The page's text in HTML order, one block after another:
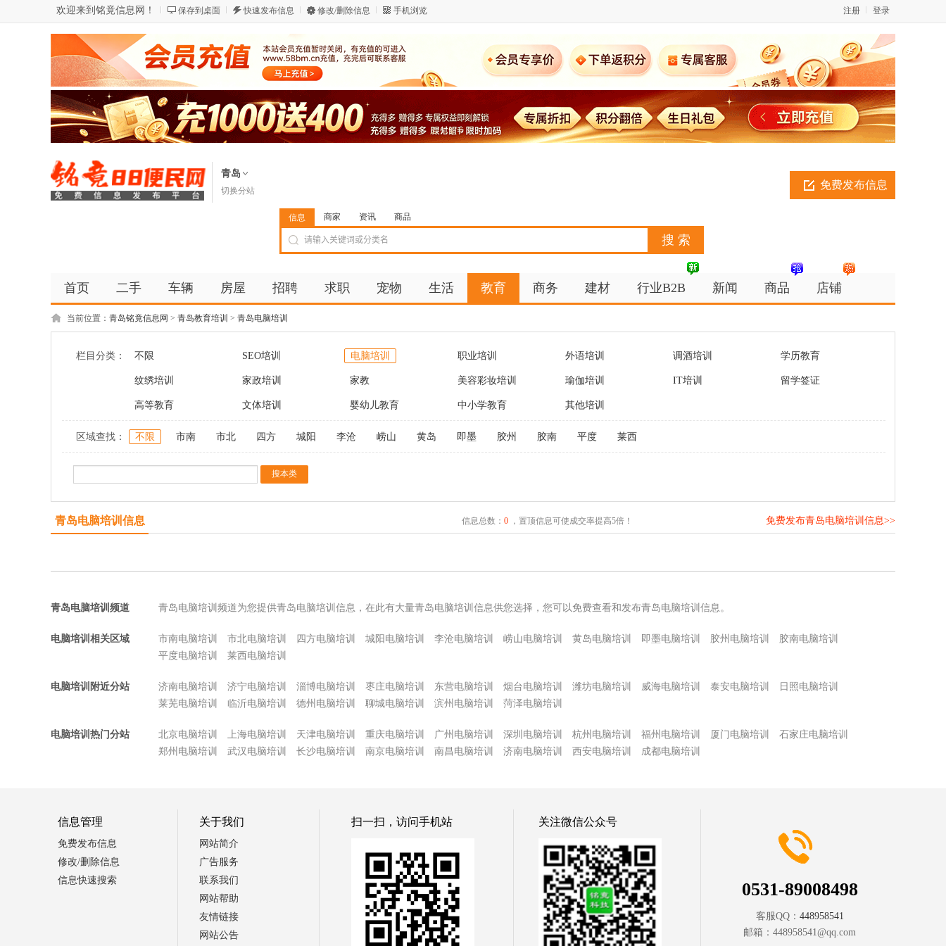
欢迎来到铭竟信息网！ 保存到桌面 快速发布信息 修改/删除信息 手机浏览 登录
注册
青岛
切换分站 免费发布信息
信息 商家 资讯 商品
首页 二手 车辆 房屋 招聘 求职 宠物 生活 教育 商务 建材 行业B2B 新闻 商品 店铺
当前位置： 青岛铭竟信息网 > 青岛教育培训 > 青岛电脑培训
栏目分类： 不限 SEO培训 电脑培训 职业培训 外语培训 调酒培训 学历教育
纹绣培训 家政培训 家教 美容彩妆培训 瑜伽培训 IT培训 留学签证
高等教育 文体培训 婴幼儿教育 中小学教育 其他培训
区域查找： 不限 市南 市北 四方 城阳 李沧 崂山 黄岛 即墨 胶州 胶南 平度 莱西
青岛电脑培训信息 信息总数： 0，置顶信息可使成交率提高5倍！ 免费发布青岛电脑培训信息>>
青岛电脑培训频道 青岛电脑培训频道为您提供青岛电脑培训信息，在此有大量青岛电脑培训信息供您选择，您可以免费查看和发布青岛电脑培训信息。
电脑培训相关区域 市南电脑培训 市北电脑培训 四方电脑培训 城阳电脑培训 李沧电脑培训 崂山电脑培训 黄岛电脑培训 即墨电脑培训 胶州电脑培训
胶南电脑培训
平度电脑培训
莱西电脑培训
电脑培训附近分站 济南电脑培训 济宁电脑培训 淄博电脑培训 枣庄电脑培训 东营电脑培训 烟台电脑培训 潍坊电脑培训 威海电脑培训 泰安电脑培训
日照电脑培训
莱芜电脑培训
临沂电脑培训 德州电脑培训 聊城电脑培训 滨州电脑培训 菏泽电脑培训
电脑培训热门分站 北京电脑培训 上海电脑培训 天津电脑培训 重庆电脑培训 广州电脑培训 深圳电脑培训 杭州电脑培训 福州电脑培训 厦门电脑培训
石家庄电脑培训
郑州电脑培训
武汉电脑培训 长沙电脑培训 南京电脑培训 南昌电脑培训 济南电脑培训 西安电脑培训 成都电脑培训
信息管理
免费发布信息
修改/删除信息
信息快速搜索
关于我们
网站简介
广告服务
联系我们
网站帮助
友情链接
网站公告
扫一扫，访问手机站 关注微信公众号
0531-89008498
客服QQ： 448958541
邮箱： 448958541@qq.com